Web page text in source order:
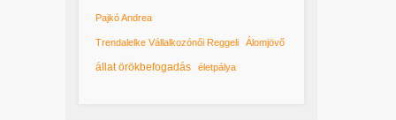
Pajkó Andrea
Trendalelke Vállalkozónői Reggeli Álomjövő
állat örökbefogadás életpálya